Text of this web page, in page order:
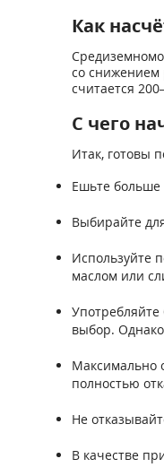
Как
со снижением
считается
С чего
Итак, готовы
Ешьте
Выбирайте
Используйте
маслом или
выбор.
Максимально
полностью
Не
В качестве